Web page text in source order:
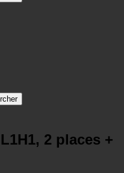
2 places +